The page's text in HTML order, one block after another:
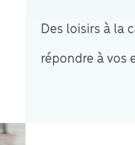
Des loisirs à la
répondre à vos